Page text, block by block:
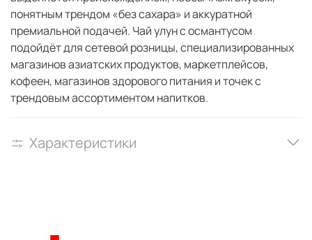
понятным трендом «без сахара» и аккуратной
премиальной подачей. Чай улун с османтусом
подойдёт для сетевой розницы, специализированных
магазинов азиатских продуктов, маркетплейсов,
кофеен, магазинов здорового питания и точек с
трендовым ассортиментом напитков.
Характеристики